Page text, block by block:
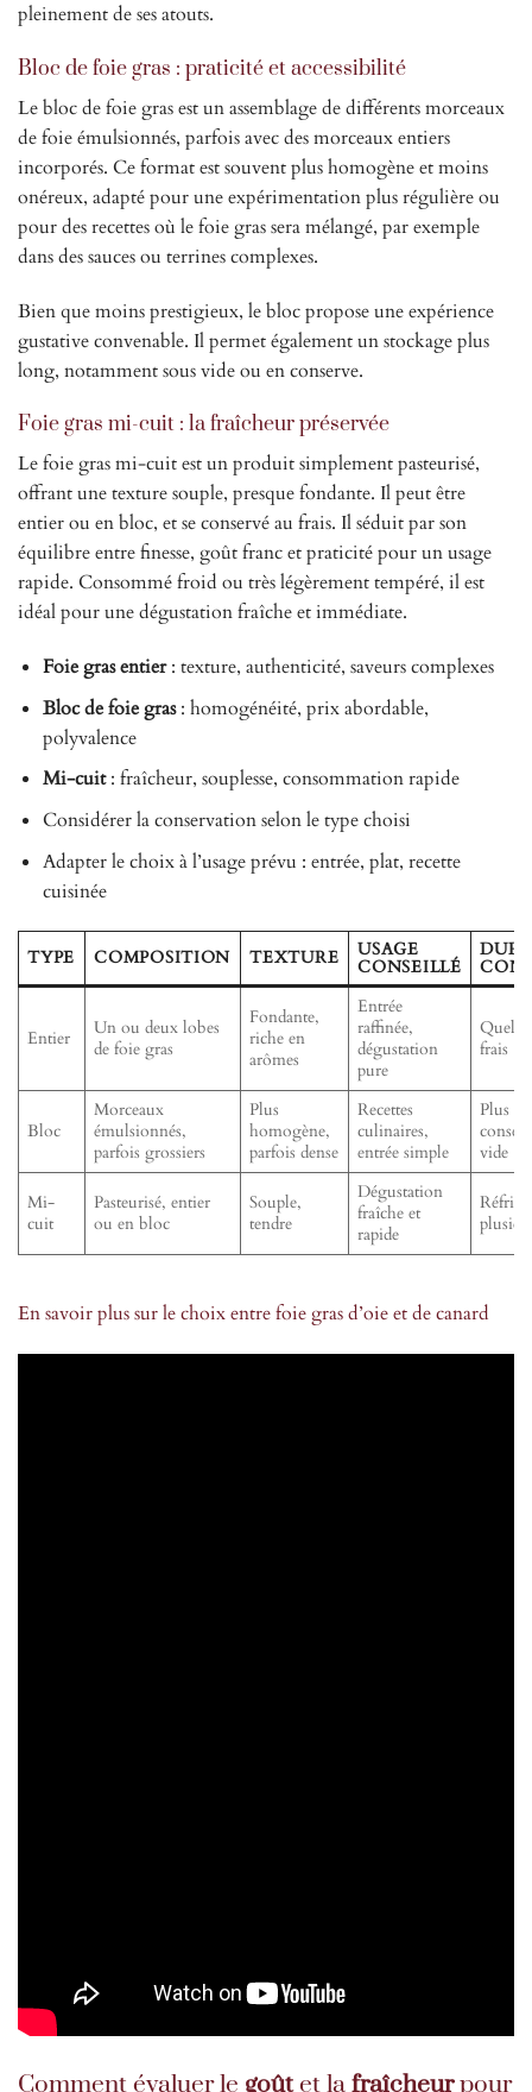
pleinement de ses atouts.
Bloc de foie gras : praticité et accessibilité
Le bloc de foie gras est un assemblage de différents morceaux
de foie émulsionnés, parfois avec des morceaux entiers
incorporés. Ce format est souvent plus homogène et moins
onéreux, adapté pour une expérimentation plus régulière ou
pour des recettes où le foie gras sera mélangé, par exemple
dans des sauces ou terrines complexes.
Bien que moins prestigieux, le bloc propose une expérience
gustative convenable. Il permet également un stockage plus
long, notamment sous vide ou en conserve.
Foie gras mi-cuit : la fraîcheur préservée
Le foie gras mi-cuit est un produit simplement pasteurisé,
offrant une texture souple, presque fondante. Il peut être
entier ou en bloc, et se conservé au frais. Il séduit par son
équilibre entre finesse, goût franc et praticité pour un usage
rapide. Consommé froid ou très légèrement tempéré, il est
idéal pour une dégustation fraîche et immédiate.
Foie gras entier: texture, authenticité, saveurs complexes
Bloc de foie gras: homogénéité, prix abordable,
polyvalence
Mi-cuit: fraîcheur, souplesse, consommation rapide
Considérer la conservation selon le type choisi
Adapter le choix à l’usage prévu : entrée, plat, recette
cuisinée
TYPE COMPOSITION TEXTURE USAGE
CONSEILLÉ
Entier
Un ou deux lobes
de foie gras
Fondante,
riche en
arômes
Entrée
raffinée,
dégustation
pure
frais
Bloc
Morceaux
émulsionnés,
parfois grossiers
Plus
homogène,
parfois dense
Recettes
culinaires,
entrée simple
Plus
vide
Mi-
cuit
Pasteurisé, entier
ou en bloc
Souple,
tendre
Dégustation
fraîche et
rapide
En savoir plus sur le choix entre foie gras d’oie et de canard
Comment évaluer le goûtet lafraîcheurpour